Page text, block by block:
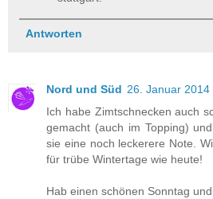
Antworten
Nord und Süd 26. Januar
Ich habe Zimtschnecken auch
gemacht (auch im Topping)
sie eine noch leckerere Note.
für trübe Wintertage wie heute!
Hab einen schönen Sonntag